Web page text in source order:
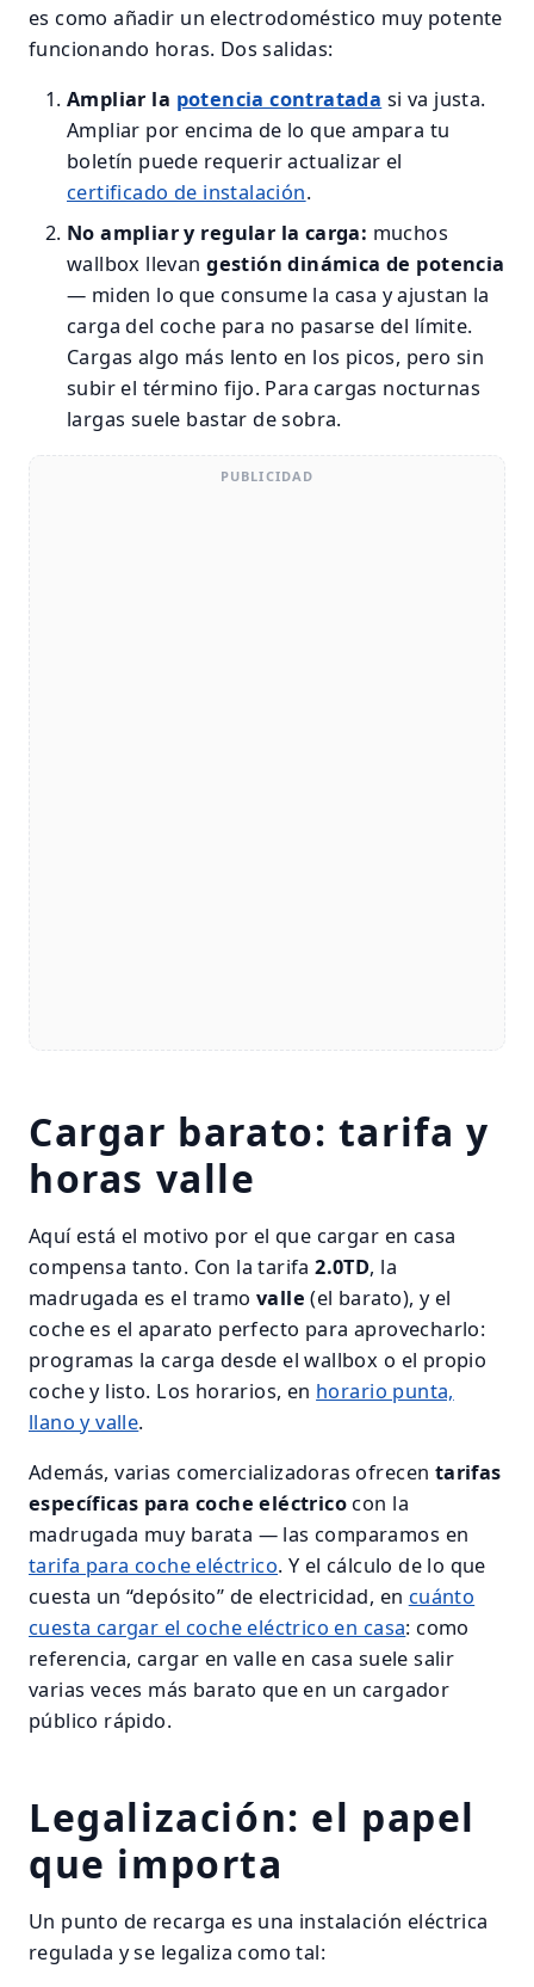
es como añadir un electrodoméstico muy potente
funcionando horas. Dos salidas:
Ampliar la potencia contratada si va justa.
Ampliar por encima de lo que ampara tu
boletín puede requerir actualizar el
certificado de instalación.
No ampliar y regular la carga: muchos
wallbox llevangestión dinámica de potencia
— miden lo que consume la casa y ajustan la
carga del coche para no pasarse del límite.
Cargas algo más lento en los picos, pero sin
subir el término fijo. Para cargas nocturnas
largas suele bastar de sobra.
PUBLICIDAD
Cargar barato: tarifa y
horas valle
Aquí está el motivo por el que cargar en casa
compensa tanto. Con la tarifa2.0TD, la
madrugada es el tramo valle (el barato), y el
coche es el aparato perfecto para aprovecharlo:
programas la carga desde el wallbox o el propio
coche y listo. Los horarios, en horario punta,
llano y valle.
Además, varias comercializadoras ofrecen tarifas
específicas para coche eléctrico con la
madrugada muy barata — las comparamos en
tarifa para coche eléctrico. Y el cálculo de lo que
cuesta un “depósito” de electricidad, en cuánto
cuesta cargar el coche eléctrico en casa: como
referencia, cargar en valle en casa suele salir
varias veces más barato que en un cargador
público rápido.
Legalización: el papel
que importa
Un punto de recarga es una instalación eléctrica
regulada y se legaliza como tal: